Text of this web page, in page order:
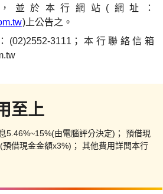
並於本行網站(網址：
)上公告之。
3111；本行聯絡信箱
至上
5.46%~15%(由電腦評分決定)； 預借現
借現金金額x3%)； 其他費用詳閲本行